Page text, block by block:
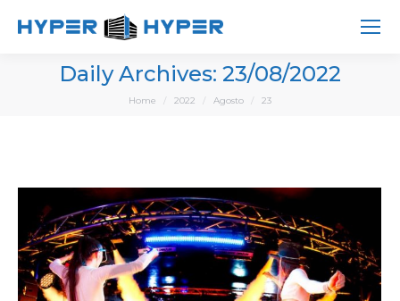
Daily Archives: 23/08/2022
You are here:
Home 2022 Agosto 23